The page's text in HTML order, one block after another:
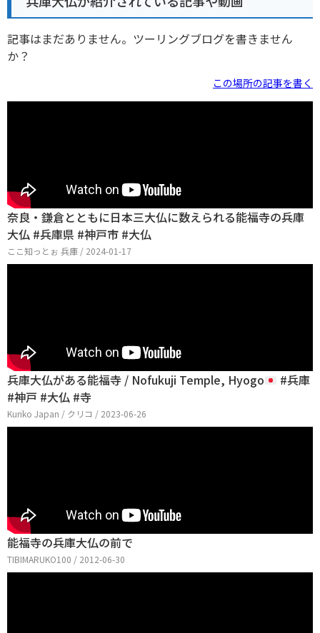
記事はまだありません。ツーリングブログを書きません
か？
この場所の記事を書く
奈良・鎌倉とともに日本三大仏に数えられる能福寺の兵庫
大仏 #兵庫県 #神戸市 #大仏
ここ知っとぉ 兵庫 / 2024-01-17
兵庫大仏がある能福寺 / Nofukuji Temple, Hyogo
#兵庫
#神戸 #大仏 #寺
Kuriko Japan / クリコ / 2023-06-26
能福寺の兵庫大仏の前で
TIBIMARUKO100 / 2012-06-30